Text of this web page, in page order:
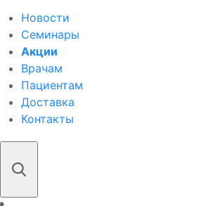
Новости
Семинары
Акции
Врачам
Пациентам
Доставка
Контакты